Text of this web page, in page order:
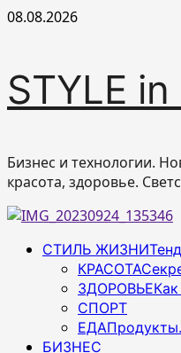
Перейти
08.08.2026
STYLE
Бизнес и технологии.
красота, здоровье.
Основное
СТИЛЬ ЖИЗНИ
КРАСОТА
ЗДОРОВЬЕ
СПОРТ
ЕДА
БИЗНЕС